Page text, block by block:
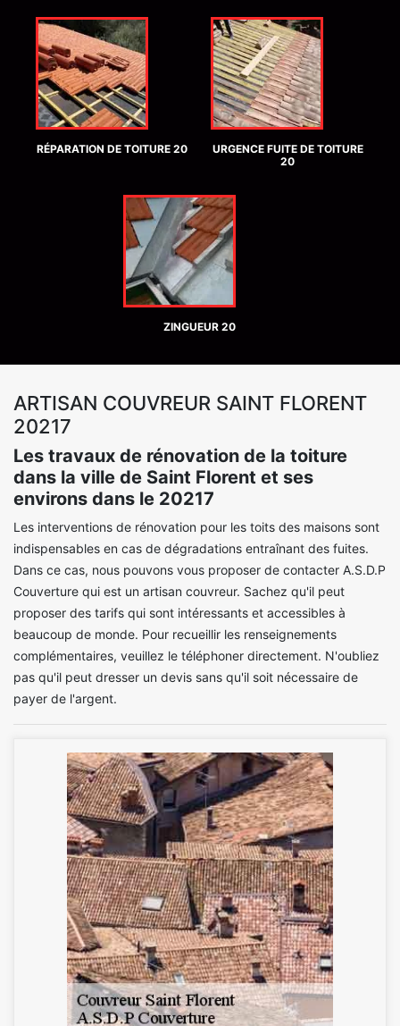
RÉPARATION DE TOITURE 20
URGENCE FUITE DE TOITURE
20
ZINGUEUR 20
ARTISAN COUVREUR SAINT FLORENT
20217
Les travaux de rénovation de la toiture
dans la ville de Saint Florent et ses
environs dans le 20217
Les interventions de rénovation pour les toits des maisons sont
indispensables en cas de dégradations entraînant des fuites.
Dans ce cas, nous pouvons vous proposer de contacter A.S.D.P
Couverture qui est un artisan couvreur. Sachez qu'il peut
proposer des tarifs qui sont intéressants et accessibles à
beaucoup de monde. Pour recueillir les renseignements
complémentaires, veuillez le téléphoner directement. N'oubliez
pas qu'il peut dresser un devis sans qu'il soit nécessaire de
payer de l'argent.